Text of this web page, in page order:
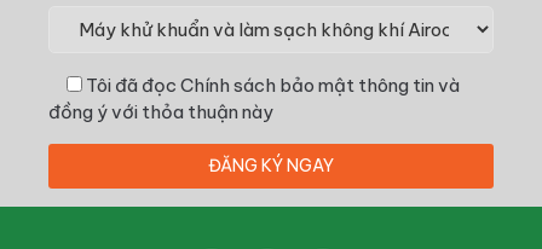
Tôi đã đọc Chính sách bảo mật thông tin và
đồng ý với thỏa thuận này